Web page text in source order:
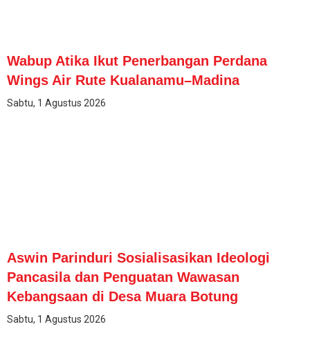
Wabup Atika Ikut Penerbangan Perdana
Wings Air Rute Kualanamu–Madina
Sabtu, 1 Agustus 2026
Aswin Parinduri Sosialisasikan Ideologi
Pancasila dan Penguatan Wawasan
Kebangsaan di Desa Muara Botung
Sabtu, 1 Agustus 2026